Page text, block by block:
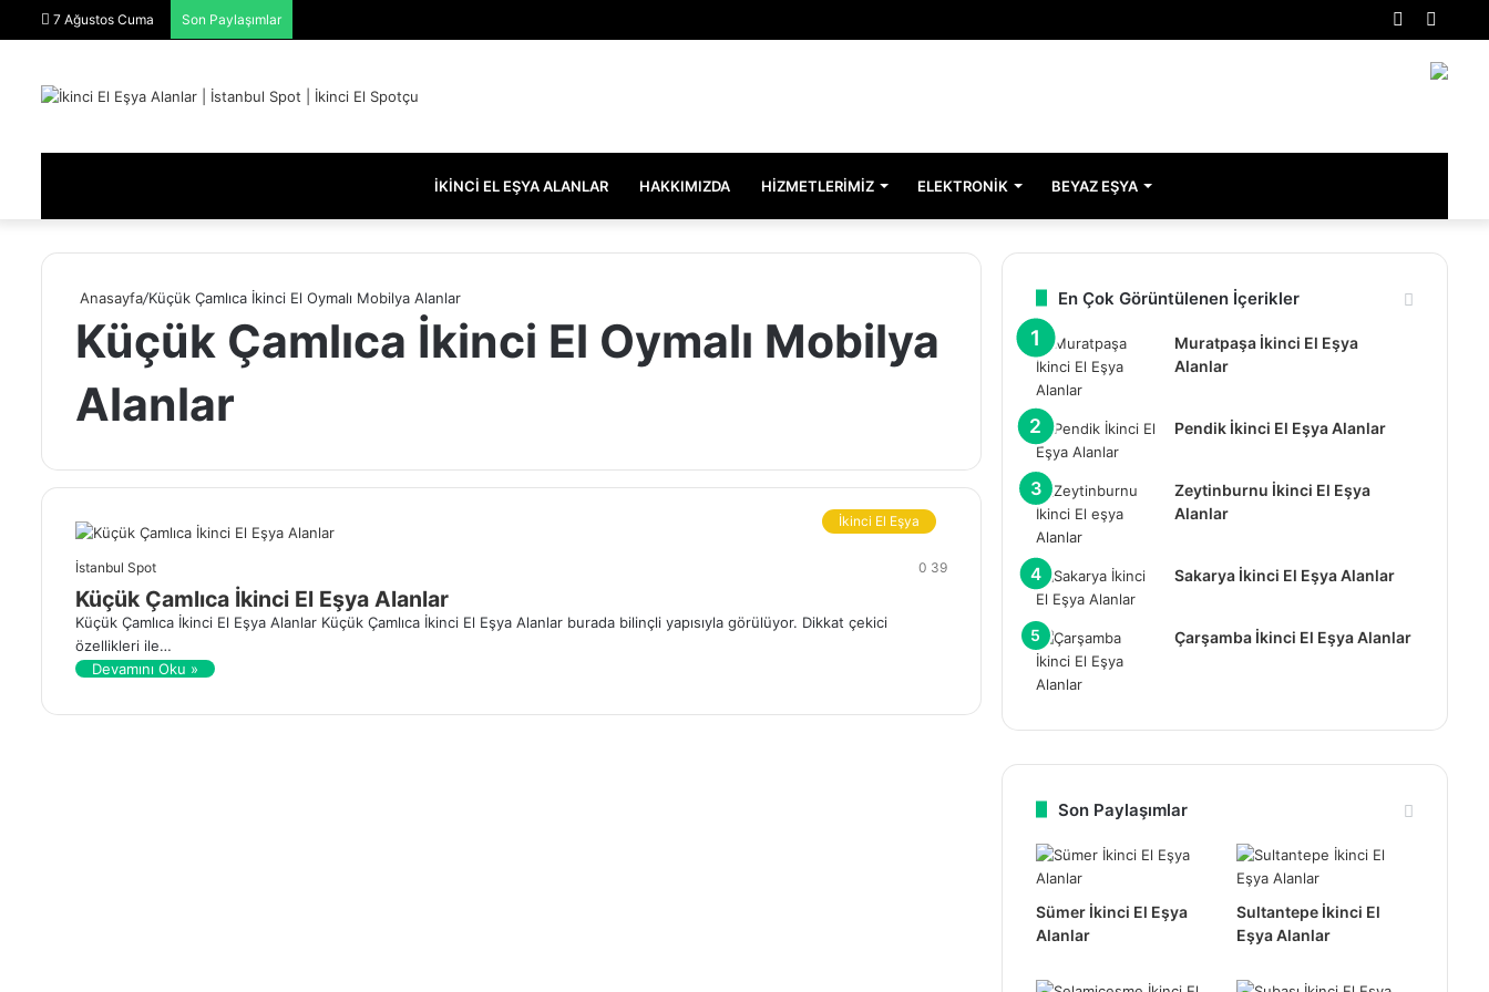
7 Ağustos Cuma Son Paylaşımlar
Rastgele
Makale
İKINCI EL EŞYA ALANLAR HAKKIMIZDA HIZMETLERIMIZ ELEKTRONIK BEYAZ EŞYA
Anasayfa/Küçük Çamlıca İkinci El Oymalı Mobilya Alanlar
Küçük Çamlıca İkinci El Oymalı Mobilya
Alanlar
İkinci El Eşya
İstanbul Spot 0 39
Küçük Çamlıca İkinci El Eşya Alanlar
Küçük Çamlıca İkinci El Eşya Alanlar Küçük Çamlıca İkinci El Eşya Alanlar burada bilinçli yapısıyla görülüyor. Dikkat çekici
özellikleri ile…
Devamını Oku »
En Çok Görüntülenen İçerikler
Muratpaşa İkinci El Eşya
Alanlar
Pendik İkinci El Eşya Alanlar
Zeytinburnu İkinci El Eşya
Alanlar
Sakarya İkinci El Eşya Alanlar
Çarşamba İkinci El Eşya Alanlar
Son Paylaşımlar
Sümer İkinci El Eşya
Alanlar
Sultantepe İkinci El
Eşya Alanlar